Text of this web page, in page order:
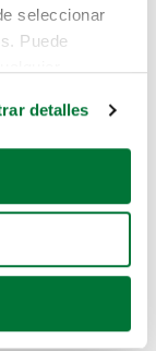
seleccionar
Puede
geográfica
activamente
(huellas
procesan sus
detalles